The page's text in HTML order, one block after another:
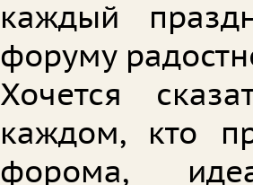
каждый
форуму
Хочется
каждом, кто
форома,